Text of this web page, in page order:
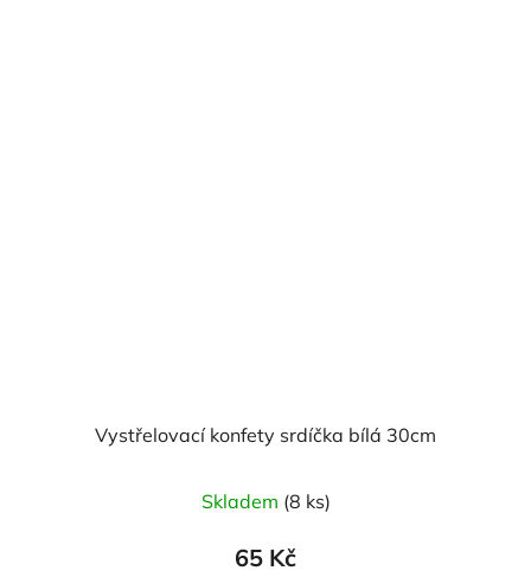
Vystřelovací konfety srdíčka bílá 30cm
Skladem (8 ks)
65 Kč